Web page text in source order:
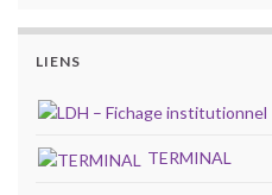
LIENS
TERMINAL